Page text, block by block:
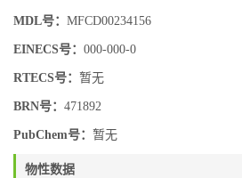
MDL号： MFCD00234156
EINECS号： 000-000-0
RTECS号： 暂无
BRN号： 471892
PubChem号： 暂无
物性数据